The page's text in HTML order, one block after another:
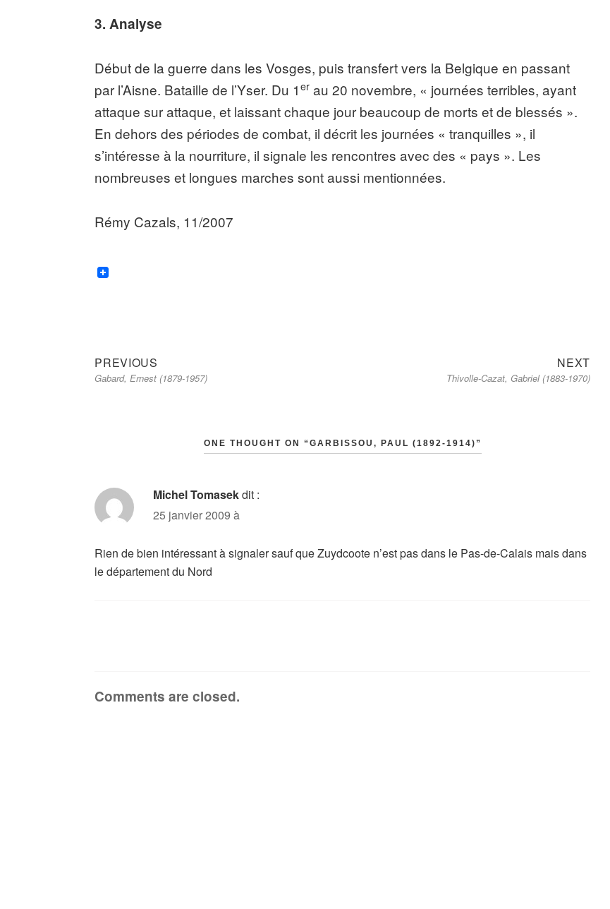
3. Analyse
Début de la guerre dans les Vosges, puis transfert vers la Belgique en passant
par l’Aisne. Bataille de l’Yser. Du 1er au 20 novembre, « journées terribles, ayant
attaque sur attaque, et laissant chaque jour beaucoup de morts et de blessés ».
En dehors des périodes de combat, il décrit les journées « tranquilles », il
s’intéresse à la nourriture, il signale les rencontres avec des « pays ». Les
nombreuses et longues marches sont aussi mentionnées.
Rémy Cazals, 11/2007
Navigation
de
PREVIOUS
post:
Gabard, Ernest (1879-1957)
NEXTNext
post:
Thivolle-Cazat, Gabriel (1883-1970)
ONE THOUGHT ON “GARBISSOU, PAUL (1892-1914)”
Michel Tomasekdit :
25 janvier 2009 à
Rien de bien intéressant à signaler sauf que Zuydcoote n’est pas dans le Pas-de-Calais mais dans
le département du Nord
Comments are closed.